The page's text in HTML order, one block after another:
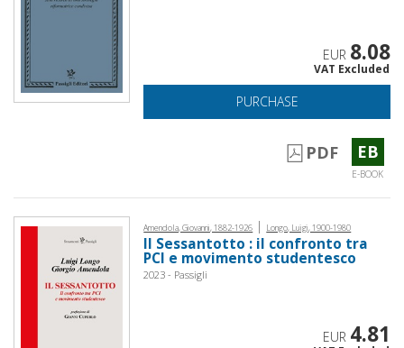
EUR 8.08
VAT Excluded
PURCHASE
PDF EB
E-BOOK
Amendola, Giovanni, 1882-1926 | Longo, Luigi, 1900-1980
Il Sessantotto : il confronto tra
PCI e movimento studentesco
2023 - Passigli
EUR 4.81